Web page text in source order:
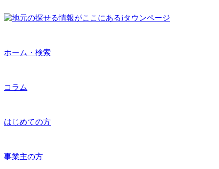
ホーム・検索
コラム
はじめての方
事業主の方